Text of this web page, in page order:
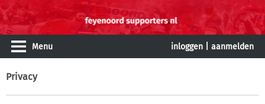
Menu inloggen aanmelden
Privacy